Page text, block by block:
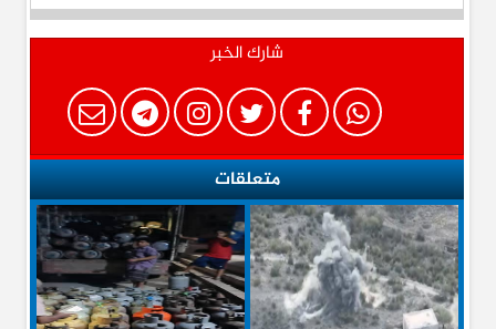
شارك الخبر
متعلقات